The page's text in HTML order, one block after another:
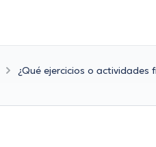
¿Qué ejercicios o actividades